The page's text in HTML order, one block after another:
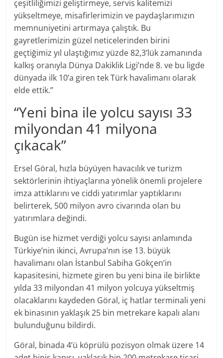
çeşitliliğimizi geliştirmeye, servis kalitemizi
yükseltmeye, misafirlerimizin ve paydaşlarımızın
memnuniyetini artırmaya çalıştık. Bu
gayretlerimizin güzel neticelerinden birini
geçtiğimiz yıl ulaştığımız yüzde 82,3’lük zamanında
kalkış oranıyla Dünya Dakiklik Ligi’nde 8. ve bu ligde
dünyada ilk 10’a giren tek Türk havalimanı olarak
elde ettik.”
“Yeni bina ile yolcu sayısı 33
milyondan 41 milyona
çıkacak”
Ersel Göral, hızla büyüyen havacılık ve turizm
sektörlerinin ihtiyaçlarına yönelik önemli projelere
imza attıklarını ve ciddi yatırımlar yaptıklarını
belirterek, 500 milyon avro civarında olan bu
yatırımlara değindi.
Bugün ise hizmet verdiği yolcu sayısı anlamında
Türkiye’nin ikinci, Avrupa’nın ise 13. büyük
havalimanı olan İstanbul Sabiha Gökçen’in
kapasitesini, hizmete giren bu yeni bina ile birlikte
yılda 33 milyondan 41 milyon yolcuya yükseltmiş
olacaklarını kaydeden Göral, iç hatlar terminali yeni
ek binasının yaklaşık 25 bin metrekare kapalı alanı
bulunduğunu bildirdi.
Göral, binada 4’ü köprülü pozisyon olmak üzere 14